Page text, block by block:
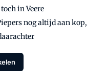
in Veere
nog altijd aan kop,